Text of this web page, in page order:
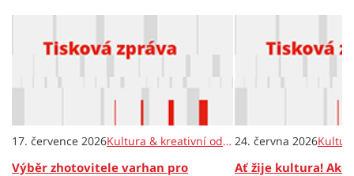
17. července 2026 Kultura & kreativní odvětví
Výběr zhotovitele varhan pro
24. června 2026
Ať žije kultura!